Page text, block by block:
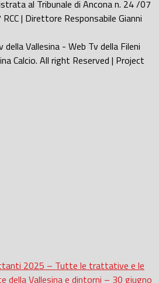
al Tribunale di Ancona n. 24 /07
| Direttore Responsabile Gianni
Vallesina - Web Tv della Fileni
Calcio. All right Reserved | Project
2025 – Tutte le trattative e le
della Vallesina e dintorni – 30 giugno